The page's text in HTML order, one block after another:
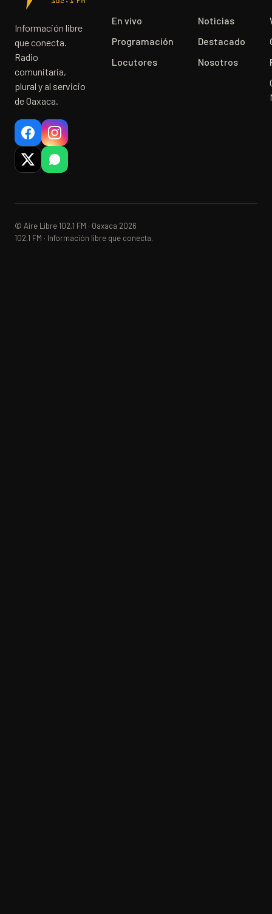
Información libre
que conecta.
Radio
comunitaria,
plural y al servicio
de Oaxaca.
En vivo
Programación
Locutores
Noticias
Destacado
Nosotros
© Aire Libre 102.1 FM · Oaxaca 2026
102.1 FM · Información libre que conecta.